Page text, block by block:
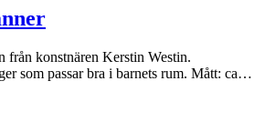
från konstnären Kerstin Westin.
som passar bra i barnets rum. Mått: ca…